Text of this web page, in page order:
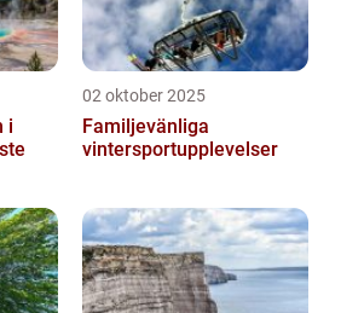
i
02 oktober 2025
Familjevänliga
vintersportupplevelser